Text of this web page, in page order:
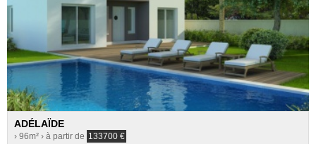
ADÉLAÏDE
› 96m² › à partir de 133700 €